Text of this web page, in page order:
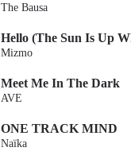
The Bausa
Hello (The Sun Is Up
Mizmo
Meet Me In The Dark
AVE
ONE TRACK MIND
Naïka